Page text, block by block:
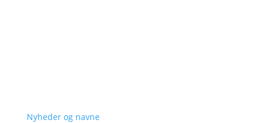
Nyheder og navne